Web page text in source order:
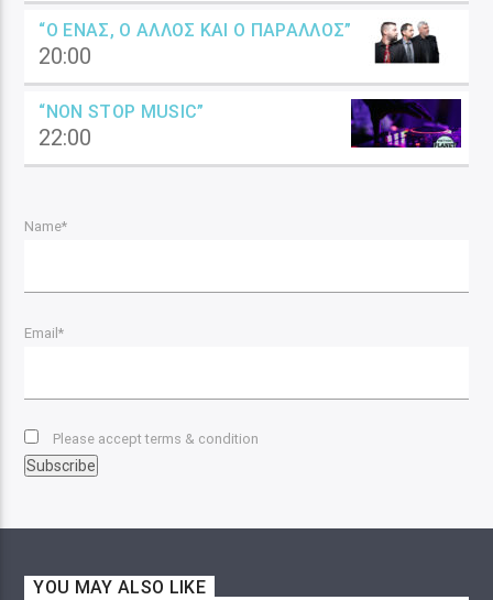
“Ο ΈΝΑΣ, Ο ΆΛΛΟΣ ΚΑΙ Ο ΠΑΡΆΛΛΟΣ”
20:00
“NON STOP MUSIC”
22:00
Name*
Email*
Please accept terms & condition
YOU MAY ALSO LIKE